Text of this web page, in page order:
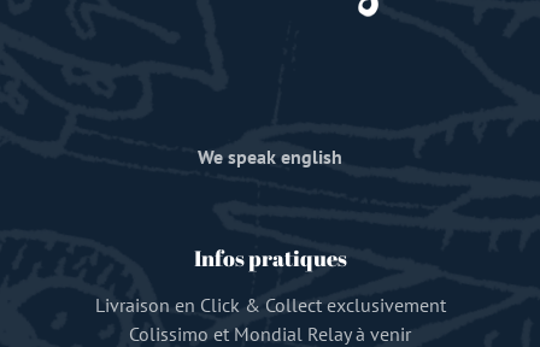
We speak english
Infos pratiques
Livraison en Click & Collect exclusivement
Colissimo et Mondial Relay à venir